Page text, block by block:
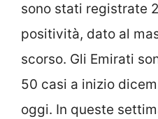
sono stati registrate
positività, dato al
scorso. Gli Emirati
50 casi a inizio
oggi. In queste